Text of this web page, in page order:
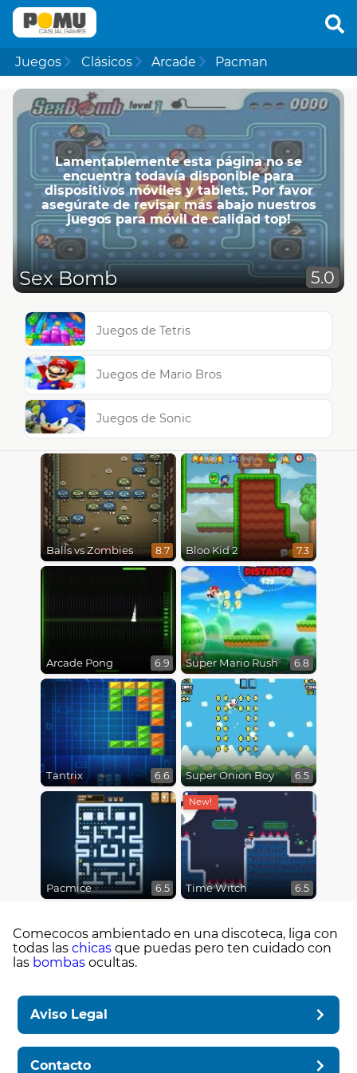
Juegos Clásicos Arcade Pacman
Lamentablemente esta página no se
encuentra todavía disponible para
dispositivos móviles y tablets. Por favor
asegúrate de revisar más abajo nuestros
juegos para móvil de calidad top!
Sex Bomb 5.0
Juegos de Tetris
Juegos de Mario Bros
Juegos de Sonic
Balls vs Zombies 8.7 Bloo Kid 2 7.3
Arcade Pong 6.9 Super Mario Rush 6.8
Tantrix 6.6 Super Onion Boy 6.5
Pacmice 6.5 Time Witch 6.5
Comecocos ambientado en una discoteca, liga con
todas las chicas que puedas pero ten cuidado con
las bombas ocultas.
Aviso Legal
Contacto